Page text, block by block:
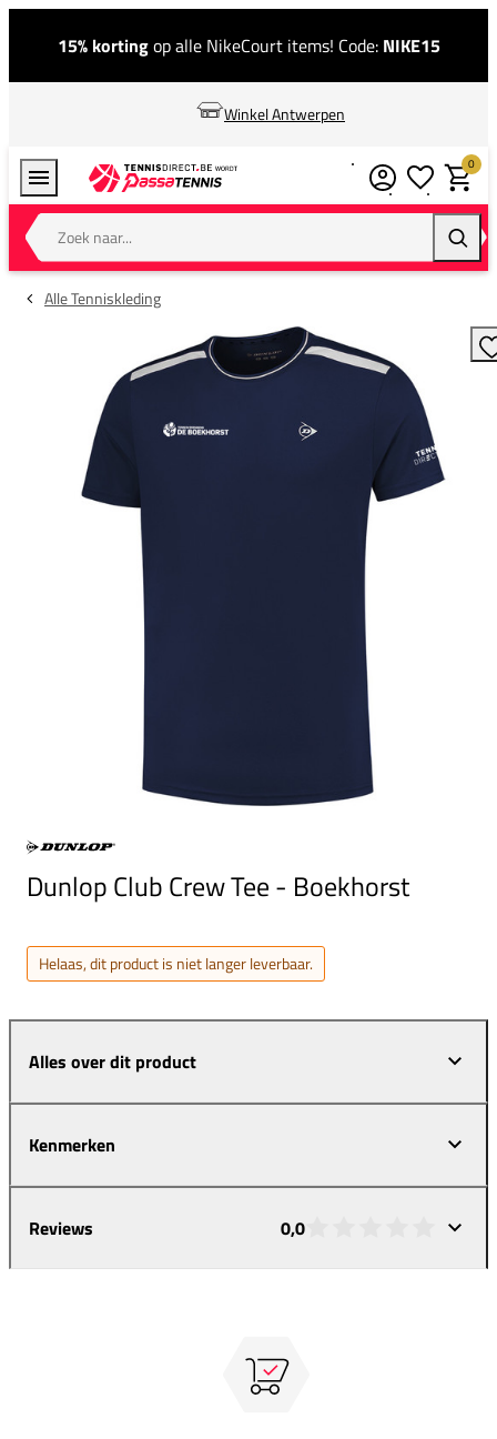
15% kortingop alle NikeCourt items! Code: NIKE15
Winkel Antwerpen
Zoek naar...
0
Alle Tenniskleding
Dunlop Club Crew Tee - Boekhorst
Helaas, dit product is niet langer leverbaar.
Alles over dit product
Kenmerken
Reviews 0,0